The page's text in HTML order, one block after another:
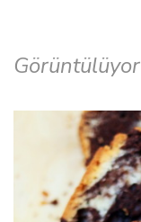
Görüntülüyor